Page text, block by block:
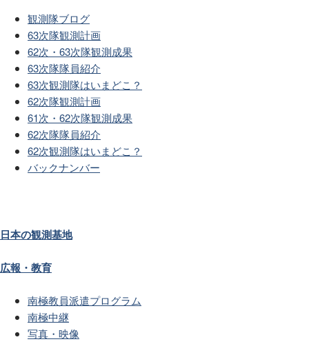
観測隊ブログ
63次隊観測計画
62次・63次隊観測成果
63次隊隊員紹介
63次観測隊はいまどこ？
62次隊観測計画
61次・62次隊観測成果
62次隊隊員紹介
62次観測隊はいまどこ？
バックナンバー
日本の観測基地
広報・教育
南極教員派遣プログラム
南極中継
写真・映像